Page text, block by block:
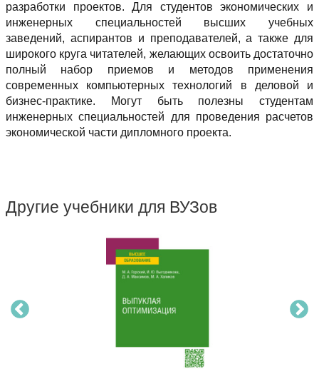
разработки проектов. Для студентов экономических и
инженерных специальностей высших учебных
заведений, аспирантов и преподавателей, а также для
широкого круга читателей, желающих освоить достаточно
полный набор приемов и методов применения
современных компьютерных технологий в деловой и
бизнес-практике. Могут быть полезны студентам
инженерных специальностей для проведения расчетов
экономической части дипломного проекта.
Другие учебники для ВУЗов